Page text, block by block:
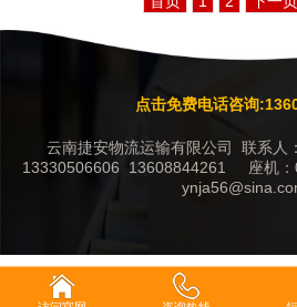
点击免费电话咨询
云南捷安物流运输有限公司 联系
13330506606 13608844261 座机